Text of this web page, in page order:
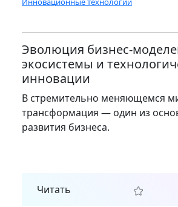
Эволюция бизнес-
экосистемы и
инновации
В стремительно меняющемся
трансформация — один из
развития бизнеса.
Читать